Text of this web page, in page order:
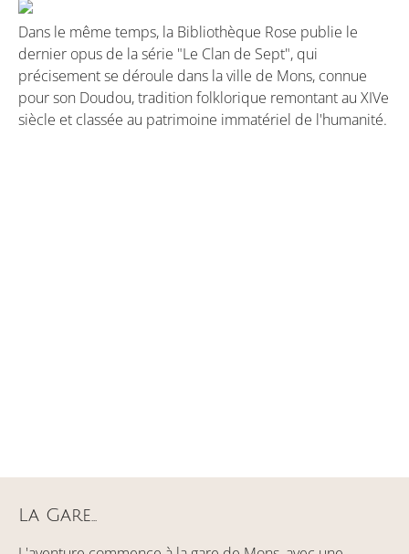
Dans le même temps, la Bibliothèque Rose publie le
dernier opus de la série "Le Clan de Sept", qui
précisement se déroule dans la ville de Mons, connue
pour son Doudou, tradition folklorique remontant au XIVe
siècle et classée au patrimoine immatériel de l'humanité.
La Gare...